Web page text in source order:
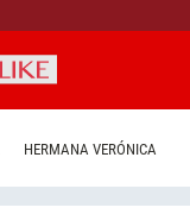
HERMANA VERÓNICA